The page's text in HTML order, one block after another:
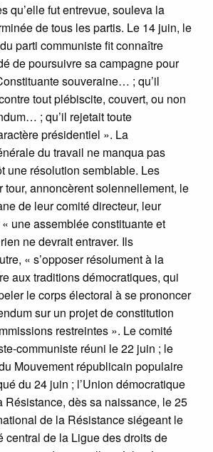
qu’elle fut entrevue, souleva la
de tous les partis. Le 14 juin, le
parti communiste fit connaître
de poursuivre sa campagne pour
souveraine… ; qu’il
tout plébiscite, couvert, ou non
; qu’il rejetait toute
présidentiel ». La
du travail ne manqua pas
une résolution semblable. Les
tour, annoncèrent solennellement, le
de leur comité directeur, leur
une assemblée constituante et
ne devrait entraver. Ils
« s’opposer résolument à la
aux traditions démocratiques, qui
le corps électoral à se prononcer
sur un projet de constitution
restreintes ». Le comité
communiste réuni le 22 juin ; le
Mouvement républicain populaire
du 24 juin ; l’Union démocratique
Résistance, dès sa naissance, le 25
de la Résistance siégeant le
central de la Ligue des droits de